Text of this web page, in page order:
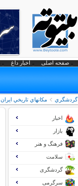
صفحه اصلی اخبار داغ
گردشگري مكانهاي تاريخي ايران
اخبار
بازار
فرهنگ و هنر
سلامت
گردشگری
سرگرمی